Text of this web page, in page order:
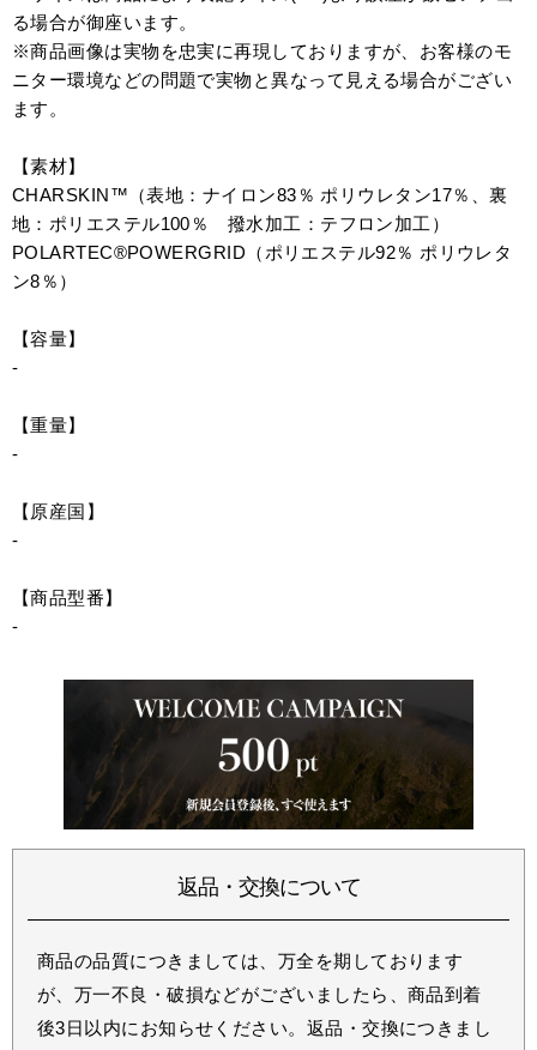
る場合が御座います。
※商品画像は実物を忠実に再現しておりますが、お客様のモ
ニター環境などの問題で実物と異なって見える場合がござい
ます。
【素材】
CHARSKIN™（表地：ナイロン83％ ポリウレタン17％、裏
地：ポリエステル100％ 撥水加工：テフロン加工）
POLARTEC®POWERGRID（ポリエステル92％ ポリウレタ
ン8％）
【容量】
-
【重量】
-
【原産国】
-
【商品型番】
-
返品・交換について
商品の品質につきましては、万全を期しております
が、万一不良・破損などがございましたら、商品到着
後3日以内にお知らせください。返品・交換につきまし